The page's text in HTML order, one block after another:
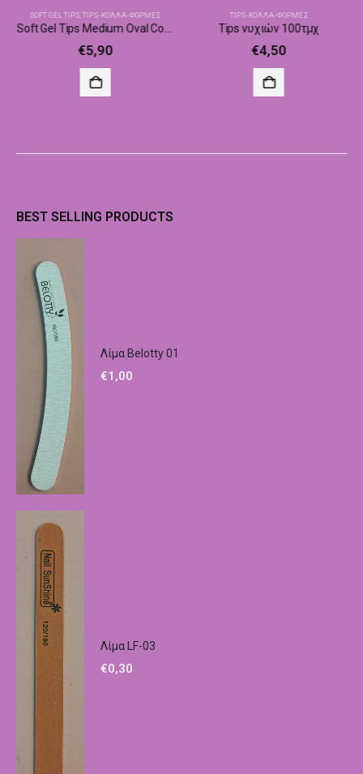
SOFT GEL TIPS TIPS-ΚΌΛΛΑ-ΦΌΡΜΕΣ
€5,90
TIPS-ΚΌΛΛΑ-ΦΌΡΜΕΣ
Tips νυχιών 100τμχ
€4,50
BEST SELLING PRODUCTS
Λίμα Belotty 01
€1,00
Λίμα LF-03
€0,30